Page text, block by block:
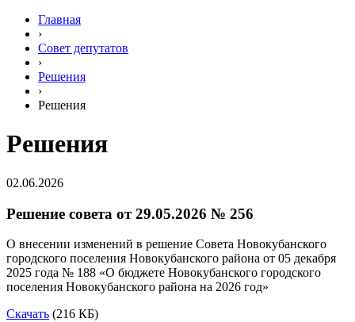
Главная
›
Совет депутатов
›
Решения
›
Решения
Решения
02.06.2026
Решение совета от 29.05.2026 № 256
О внесении изменений в решение Совета Новокубанского
городского поселения Новокубанского района от 05 декабря
2025 года № 188 «О бюджете Новокубанского городского
поселения Новокубанского района на 2026 год»
Скачать (216 КБ)